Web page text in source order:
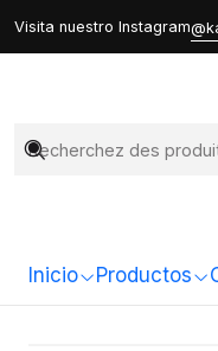
Inicio Productos
Visita nuestro Instagram